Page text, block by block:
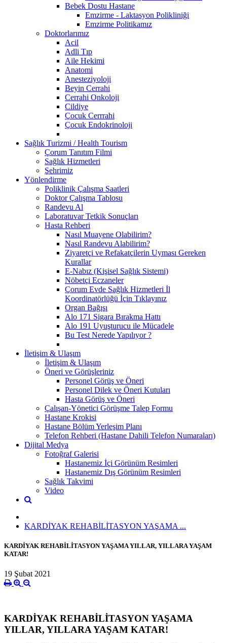
Bebek Dostu Hastane
Emzirme - Laktasyon Polikliniği
Emzirme Politikamız
Doktorlarımız
Acil
Adli Tıp
Aile Hekimi
Anatomi
Anesteziyoloji
Beyin Cerrahi
Cerrahi Onkoloji
Cildiye
Çocuk Cerrrahi
Çocuk Endokrinoloji
Sağlık Turizmi / Health Tourism
Çorum Tanıtım Filmi
Sağlık Hizmetleri
Şehrimiz
Yönlendirme
Poliklinik Çalışma Saatleri
Doktor Çalışma Tablosu
Randevu Al
Laboratuvar Tetkik Sonuçları
Hasta Rehberi
Nasıl Muayene Olabilirim?
Nasıl Randevu Alabilirim?
Ziyaretçi ve Refakatçilerin Uyması Gereken
Kurallar
E-Nabız (Kişisel Sağlık Sistemi)
Nöbetçi Eczaneler
Çorum Evde Sağlık Hizmetleri İl
Koordinatörlüğü İçin Tıklayınız
Organ Bağışı
Alo 171 Sigara Bırakma Hattı
Alo 191 Uyuşturucu ile Mücadele
Bu Test Nerede Yapılıyor ?
İletişim & Ulaşım
İletişim & Ulaşım
Öneri ve Görüşleriniz
Personel Görüş ve Öneri
Personel Dilek ve Öneri Kutuları
Hasta Görüş ve Öneri
Çalışan-Yönetici Görüşme Talep Formu
Hastane Krokisi
Hastane Bölüm Yerleşim Planı
Telefon Rehberi (Hastane Dahili Telefon Numaraları)
Dijital Medya
Fotoğraf Galerisi
Hastanemiz İçi Görünüm Resimleri
Hastanemiz Dış Görünüm Resimleri
Sağlık Takvimi
Video
KARDİYAK REHABİLİTASYON YAŞAMA ...
KARDİYAK REHABİLİTASYON YAŞAMA YILLAR, YILLARA YAŞAM
KATAR!
19 Şubat 2021
KARDİYAK REHABİLİTASYON YAŞAMA
YILLAR, YILLARA YAŞAM KATAR!